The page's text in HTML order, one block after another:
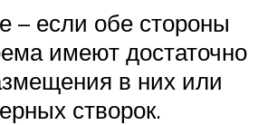
– если обе стороны
имеют достаточно
в них или
створок.